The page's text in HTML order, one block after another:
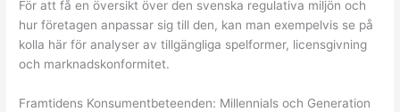
För att få en översikt över den svenska regulativa miljön och
hur företagen anpassar sig till den, kan man exempelvis se på
kolla här för analyser av tillgängliga spelformer, licensgivning
och marknadskonformitet.
Framtidens Konsumentbeteenden: Millennials och Generation